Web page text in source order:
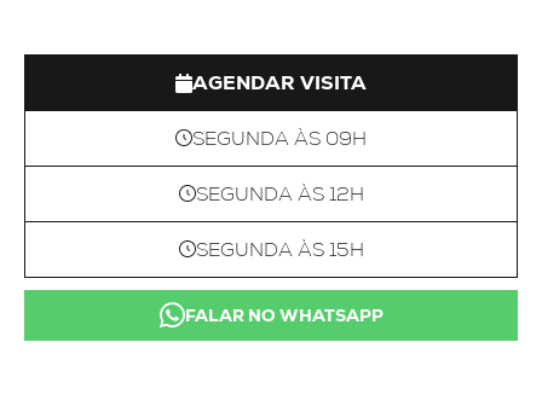
AGENDAR VISITA
SEGUNDA ÀS 09H
SEGUNDA ÀS 12H
SEGUNDA ÀS 15H
FALAR NO WHATSAPP